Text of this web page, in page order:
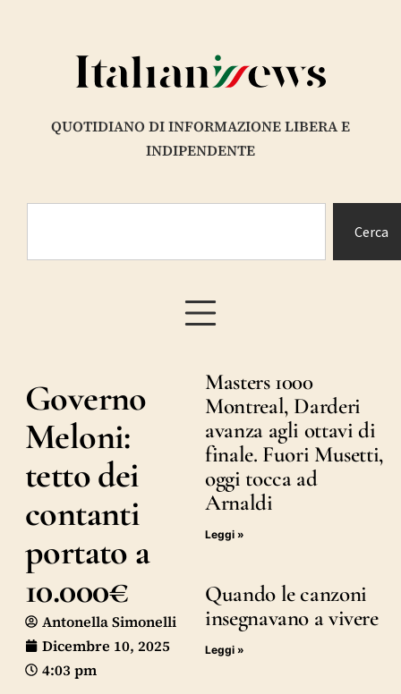
QUOTIDIANO DI INFORMAZIONE LIBERA E
INDIPENDENTE
Cerca
Governo
Meloni:
tetto dei
contanti
portato a
10.000€
Antonella Simonelli
Dicembre 10, 2025
4:03 pm
Masters 1000
Montreal, Darderi
avanza agli ottavi di
finale. Fuori Musetti,
oggi tocca ad
Arnaldi
Leggi »
Quando le canzoni
insegnavano a vivere
Leggi »